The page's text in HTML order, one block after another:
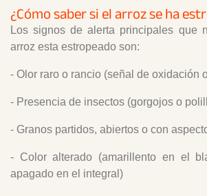
¿Cómo saber si el arroz se ha
Los signos de alerta principales que
arroz esta estropeado son:
- Olor raro o rancio (señal de oxidación
- Presencia de insectos (gorgojos o
- Granos partidos, abiertos o con
- Color alterado (amarillento en el
apagado en el integral)